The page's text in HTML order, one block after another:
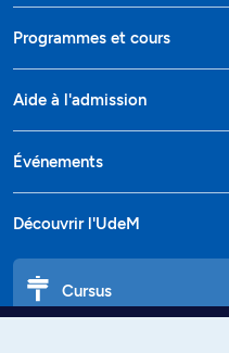
Programmes et cours
Aide à l'admission
Événements
Découvrir l'UdeM
Cursus